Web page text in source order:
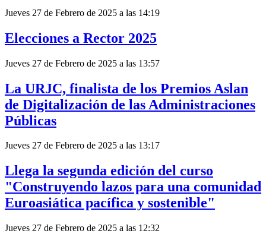
Jueves 27 de Febrero de 2025 a las 14:19
Elecciones a Rector 2025
Jueves 27 de Febrero de 2025 a las 13:57
La URJC, finalista de los Premios Aslan
de Digitalización de las Administraciones
Públicas
Jueves 27 de Febrero de 2025 a las 13:17
Llega la segunda edición del curso
"Construyendo lazos para una comunidad
Euroasiática pacífica y sostenible"
Jueves 27 de Febrero de 2025 a las 12:32